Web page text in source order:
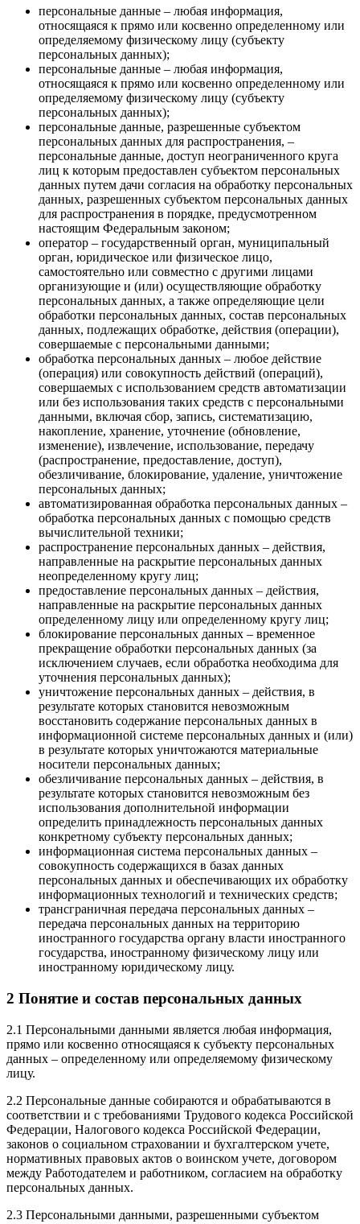
персональные данные – любая информация,
относящаяся к прямо или косвенно определенному или
определяемому физическому лицу (субъекту
персональных данных);
персональные данные – любая информация,
относящаяся к прямо или косвенно определенному или
определяемому физическому лицу (субъекту
персональных данных);
персональные данные, разрешенные субъектом
персональных данных для распространения, –
персональные данные, доступ неограниченного круга
лиц к которым предоставлен субъектом персональных
данных путем дачи согласия на обработку персональных
данных, разрешенных субъектом персональных данных
для распространения в порядке, предусмотренном
настоящим Федеральным законом;
оператор – государственный орган, муниципальный
орган, юридическое или физическое лицо,
самостоятельно или совместно с другими лицами
организующие и (или) осуществляющие обработку
персональных данных, а также определяющие цели
обработки персональных данных, состав персональных
данных, подлежащих обработке, действия (операции),
совершаемые с персональными данными;
обработка персональных данных – любое действие
(операция) или совокупность действий (операций),
совершаемых с использованием средств автоматизации
или без использования таких средств с персональными
данными, включая сбор, запись, систематизацию,
накопление, хранение, уточнение (обновление,
изменение), извлечение, использование, передачу
(распространение, предоставление, доступ),
обезличивание, блокирование, удаление, уничтожение
персональных данных;
автоматизированная обработка персональных данных –
обработка персональных данных с помощью средств
вычислительной техники;
распространение персональных данных – действия,
направленные на раскрытие персональных данных
неопределенному кругу лиц;
предоставление персональных данных – действия,
направленные на раскрытие персональных данных
определенному лицу или определенному кругу лиц;
блокирование персональных данных – временное
прекращение обработки персональных данных (за
исключением случаев, если обработка необходима для
уточнения персональных данных);
уничтожение персональных данных – действия, в
результате которых становится невозможным
восстановить содержание персональных данных в
информационной системе персональных данных и (или)
в результате которых уничтожаются материальные
носители персональных данных;
обезличивание персональных данных – действия, в
результате которых становится невозможным без
использования дополнительной информации
определить принадлежность персональных данных
конкретному субъекту персональных данных;
информационная система персональных данных –
совокупность содержащихся в базах данных
персональных данных и обеспечивающих их обработку
информационных технологий и технических средств;
трансграничная передача персональных данных –
передача персональных данных на территорию
иностранного государства органу власти иностранного
государства, иностранному физическому лицу или
иностранному юридическому лицу.
2 Понятие и состав персональных данных
2.1 Персональными данными является любая информация,
прямо или косвенно относящаяся к субъекту персональных
данных – определенному или определяемому физическому
лицу.
2.2 Персональные данные собираются и обрабатываются в
соответствии и с требованиями Трудового кодекса Российской
Федерации, Налогового кодекса Российской Федерации,
законов о социальном страховании и бухгалтерском учете,
нормативных правовых актов о воинском учете, договором
между Работодателем и работником, согласием на обработку
персональных данных.
2.3 Персональными данными, разрешенными субъектом